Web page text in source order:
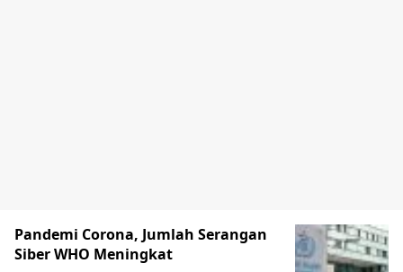
Pandemi Corona, Jumlah Serangan
Siber WHO Meningkat